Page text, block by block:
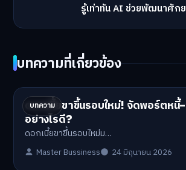
รู้เท่าทัน AI ช่วยพัฒนาศัก
บทความที่เกี่ยวข้อง
บทความ
ดอกเบี้ยขาขึ้นรอบใหม่! จัดพอร์ตหนี้
อย่างไรดี?
ดอกเบี้ยขาขึ้นรอบใหม่ม…
Master Bussiness 24 มิถุนายน 2026